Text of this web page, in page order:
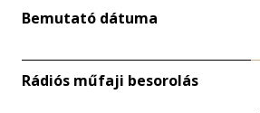
Bemutató dátuma
Rádiós műfaji besorolás